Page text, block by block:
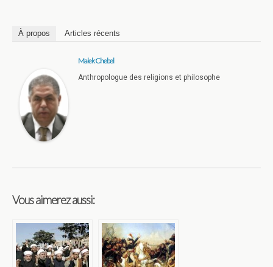
À propos Articles récents
Malek Chebel
Anthropologue des religions et philosophe
Vous aimerez aussi: